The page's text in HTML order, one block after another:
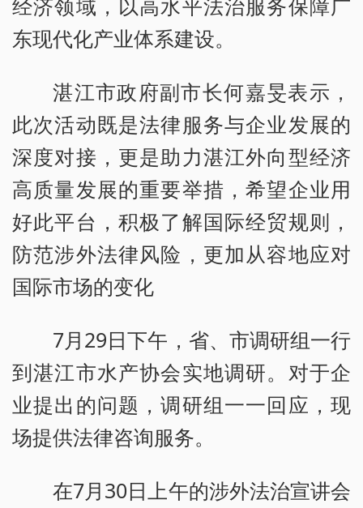
经济领域，以高水平法治服务保障广
东现代化产业体系建设。
湛江市政府副市长何嘉旻表示，
此次活动既是法律服务与企业发展的
深度对接，更是助力湛江外向型经济
高质量发展的重要举措，希望企业用
好此平台，积极了解国际经贸规则，
防范涉外法律风险，更加从容地应对
国际市场的变化
7月29日下午，省、市调研组一行
到湛江市水产协会实地调研。对于企
业提出的问题，调研组一一回应，现
场提供法律咨询服务。
在7月30日上午的涉外法治宣讲会